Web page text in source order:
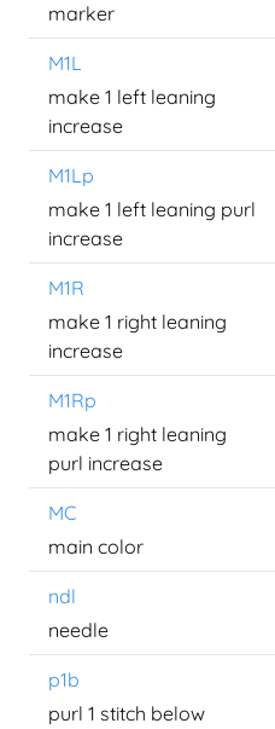
marker
M1L
make 1 left leaning
increase
M1Lp
make 1 left leaning purl
increase
M1R
make 1 right leaning
increase
M1Rp
make 1 right leaning
purl increase
MC
main color
ndl
needle
p1b
purl 1 stitch below